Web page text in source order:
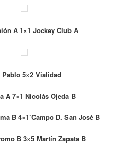
A 1×1 Jockey Club A
Pablo 5×2 Vialidad
A 7×1 Nicolás Ojeda B
B 4×1’Campo D. San José B
B 3×5 Martín Zapata B